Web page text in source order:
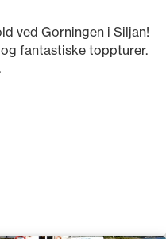
ved Gorningen i Siljan!
fantastiske toppturer.